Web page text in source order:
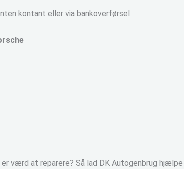
kontant eller via bankoverførsel
værd at reparere? Så lad DK Autogenbrug